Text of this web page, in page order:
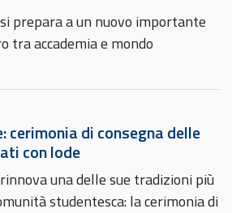
prepara a un nuovo importante
tra accademia e mondo
cerimonia di consegna delle
con lode
una delle sue tradizioni più
studentesca: la cerimonia di